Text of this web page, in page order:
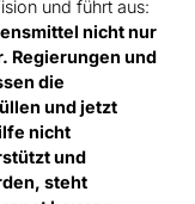
und führt aus:
nicht nur
Regierungen und
die
und jetzt
nicht
und
steht